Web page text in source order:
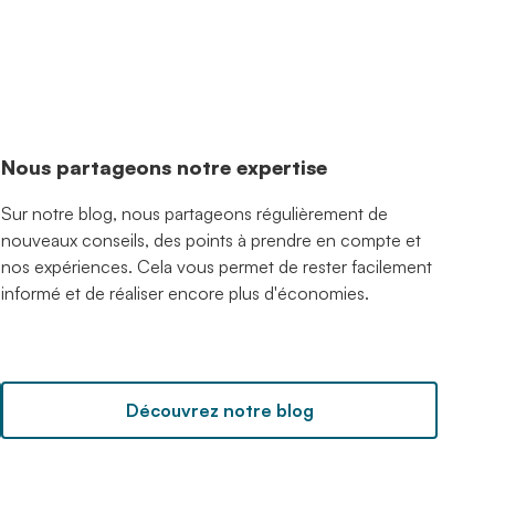
Nous partageons notre expertise
Sur notre blog, nous partageons régulièrement de
nouveaux conseils, des points à prendre en compte et
nos expériences. Cela vous permet de rester facilement
informé et de réaliser encore plus d'économies.
Découvrez notre blog